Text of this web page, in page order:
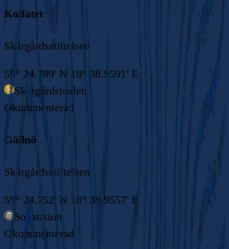
Kolfatet
Skärgårdsstiftelsen
59° 24.789' N 18° 38.9591' E
Skärgårdstoalett
Okommenterad
Gällnö
Skärgårdsstiftelsen
59° 24.752' N 18° 38.9557' E
Sopstation
Okommenterad